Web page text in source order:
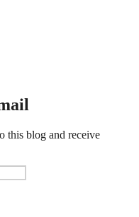
this blog and receive